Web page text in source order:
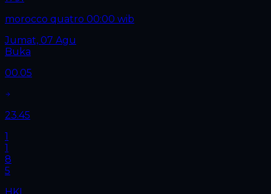
morocco quatro 00:00 wib
Jumat, 07 Agu
Buka
00.05
23.45
1
1
8
5